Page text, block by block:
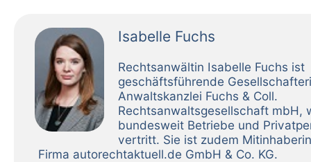
Isabelle Fuchs
Rechtsanwältin Isabelle Fuchs ist
geschäftsführende
Anwaltskanzlei Fuchs & Coll.
Rechtsanwaltsgesellschaft mbH,
bundesweit Betriebe und
vertritt. Sie ist zudem
Firma autorechtaktuell.de GmbH & Co. KG.